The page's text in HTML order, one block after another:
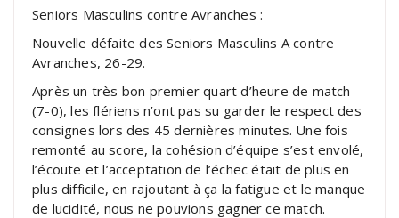
Seniors Masculins contre Avranches :
Nouvelle défaite des Seniors Masculins A contre
Avranches, 26-29.
Après un très bon premier quart d’heure de match
(7-0), les flériens n’ont pas su garder le respect des
consignes lors des 45 dernières minutes. Une fois
remonté au score, la cohésion d’équipe s’est envolé,
l’écoute et l’acceptation de l’échec était de plus en
plus difficile, en rajoutant à ça la fatigue et le manque
de lucidité, nous ne pouvions gagner ce match.